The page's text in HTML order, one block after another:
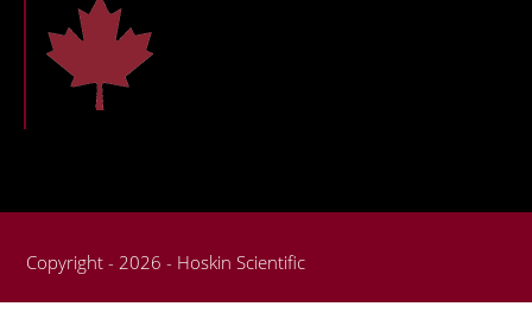
Copyright - 2026 - Hoskin Scientific